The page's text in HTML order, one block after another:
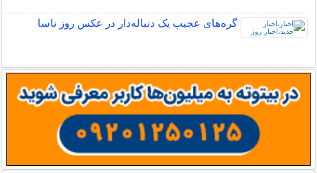
گره‌های عجیب یک دنباله‌دار در عکس روز ناسا